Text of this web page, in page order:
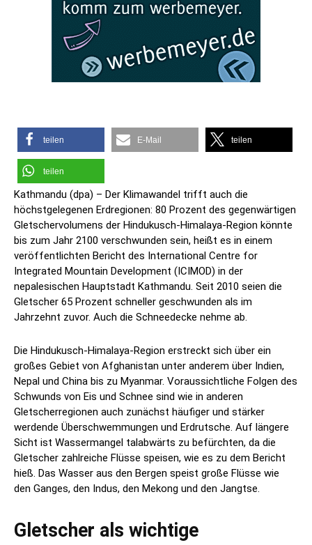
teilen E-Mail teilen
teilen
Kathmandu (dpa) – Der Klimawandel trifft auch die
höchstgelegenen Erdregionen: 80 Prozent des gegenwärtigen
Gletschervolumens der Hindukusch-Himalaya-Region könnte
bis zum Jahr 2100 verschwunden sein, heißt es in einem
veröffentlichten Bericht des International Centre for
Integrated Mountain Development (ICIMOD) in der
nepalesischen Hauptstadt Kathmandu. Seit 2010 seien die
Gletscher 65 Prozent schneller geschwunden als im
Jahrzehnt zuvor. Auch die Schneedecke nehme ab.
Die Hindukusch-Himalaya-Region erstreckt sich über ein
großes Gebiet von Afghanistan unter anderem über Indien,
Nepal und China bis zu Myanmar. Voraussichtliche Folgen des
Schwunds von Eis und Schnee sind wie in anderen
Gletscherregionen auch zunächst häufiger und stärker
werdende Überschwemmungen und Erdrutsche. Auf längere
Sicht ist Wassermangel talabwärts zu befürchten, da die
Gletscher zahlreiche Flüsse speisen, wie es zu dem Bericht
hieß. Das Wasser aus den Bergen speist große Flüsse wie
den Ganges, den Indus, den Mekong und den Jangtse.
Gletscher als wichtige